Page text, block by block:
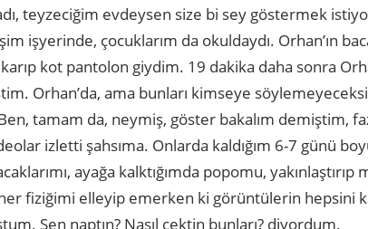
teyzeciğim evdeysen size bi sey göstermek
işyerinde, çocuklarım da okuldaydı. Orhan’ın
kot pantolon giydim. 19 dakika daha sonra
Orhan’da, ama bunları kimseye
tamam da, neymiş, göster bakalım demiştim,
izletti şahsıma. Onlarda kaldığım 6-7 günü
ayağa kalktığımda popomu,
fiziğimi elleyip emerken ki görüntülerin hepsini
Sen naptın? Nasıl çektin bunları? diyordum.